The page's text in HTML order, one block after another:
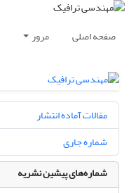
صفحه اصلی مرور
مقالات آماده انتشار
شماره جاری
شماره‌های پیشین نشریه